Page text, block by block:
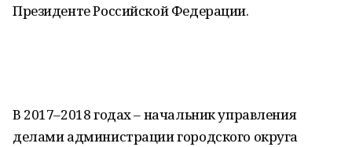
Президенте Российской Федерации.
В 2017–2018 годах – начальник управления
делами администрации городского округа